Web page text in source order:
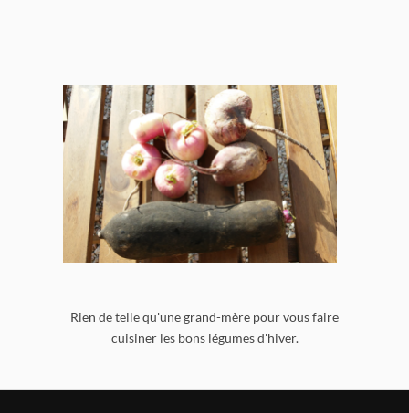
Rien de telle qu'une grand-mère pour vous faire
cuisiner les bons légumes d'hiver.